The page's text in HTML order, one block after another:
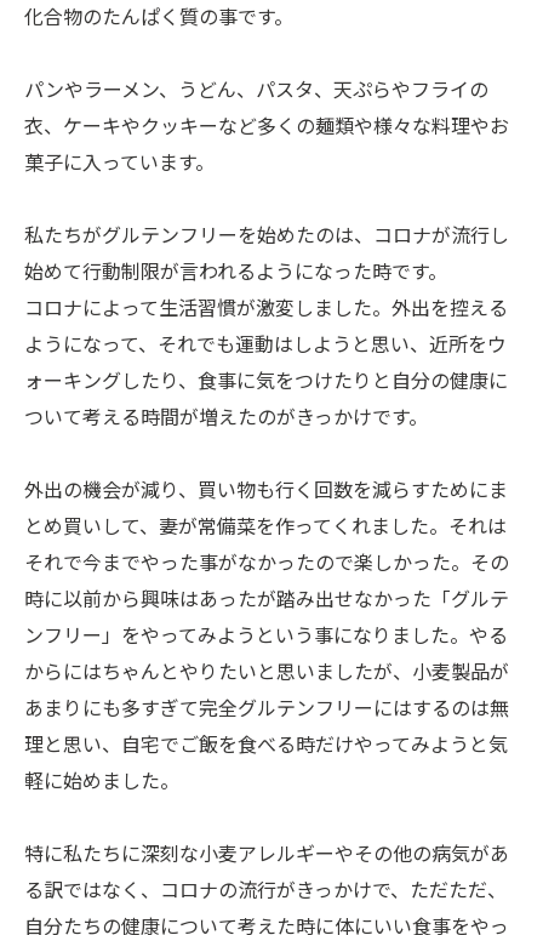
化合物のたんぱく質の事です。
パンやラーメン、うどん、パスタ、天ぷらやフライの
衣、ケーキやクッキーなど多くの麺類や様々な料理やお
菓子に入っています。
私たちがグルテンフリーを始めたのは、コロナが流行し
始めて行動制限が言われるようになった時です。
コロナによって生活習慣が激変しました。外出を控える
ようになって、それでも運動はしようと思い、近所をウ
ォーキングしたり、食事に気をつけたりと自分の健康に
ついて考える時間が増えたのがきっかけです。
外出の機会が減り、買い物も行く回数を減らすためにま
とめ買いして、妻が常備菜を作ってくれました。それは
それで今までやった事がなかったので楽しかった。その
時に以前から興味はあったが踏み出せなかった「グルテ
ンフリー」をやってみようという事になりました。やる
からにはちゃんとやりたいと思いましたが、小麦製品が
あまりにも多すぎて完全グルテンフリーにはするのは無
理と思い、自宅でご飯を食べる時だけやってみようと気
軽に始めました。
特に私たちに深刻な小麦アレルギーやその他の病気があ
る訳ではなく、コロナの流行がきっかけで、ただただ、
自分たちの健康について考えた時に体にいい食事をやっ